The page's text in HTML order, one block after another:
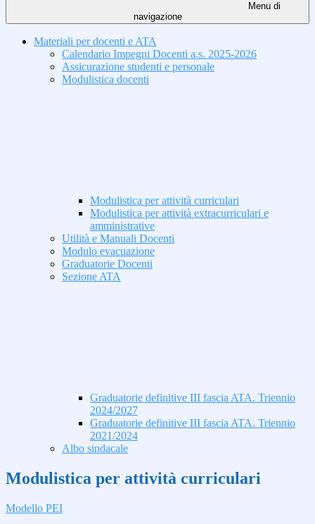
Menu di
navigazione
Materiali per docenti e ATA
Calendario Impegni Docenti a.s. 2025-2026
Assicurazione studenti e personale
Modulistica docenti
Modulistica per attività curriculari
Modulistica per attività extracurriculari e
amministrative
Utilità e Manuali Docenti
Modulo evacuazione
Graduatorie Docenti
Sezione ATA
Graduatorie definitive III fascia ATA. Triennio
2024/2027
Graduatorie definitive III fascia ATA. Triennio
2021/2024
Albo sindacale
Modulistica per attività curriculari
Modello PEI